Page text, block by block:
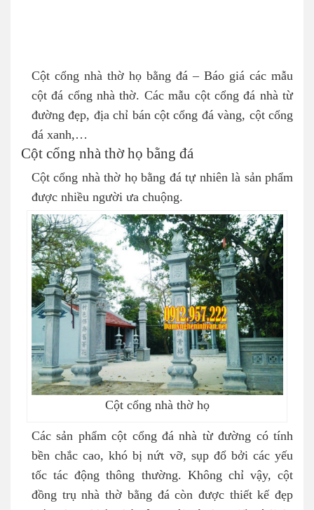
Cột cổng nhà thờ họ bằng đá – Báo giá các mẫu
cột đá cổng nhà thờ. Các mẫu cột cổng đá nhà từ
đường đẹp, địa chỉ bán cột cổng đá vàng, cột cổng
đá xanh,…
Cột cổng nhà thờ họ bằng đá
Cột cổng nhà thờ họ bằng đá tự nhiên là sản phẩm
được nhiều người ưa chuộng.
Cột cổng nhà thờ họ
Các sản phẩm cột cổng đá nhà từ đường có tính
bền chắc cao, khó bị nứt vỡ, sụp đổ bởi các yếu
tốc tác động thông thường. Không chỉ vậy, cột
đồng trụ nhà thờ bằng đá còn được thiết kế đẹp